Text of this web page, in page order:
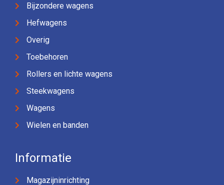
Bijzondere wagens
Hefwagens
Overig
Toebehoren
Rollers en lichte wagens
Steekwagens
Wagens
Wielen en banden
Informatie
Magazijninrichting